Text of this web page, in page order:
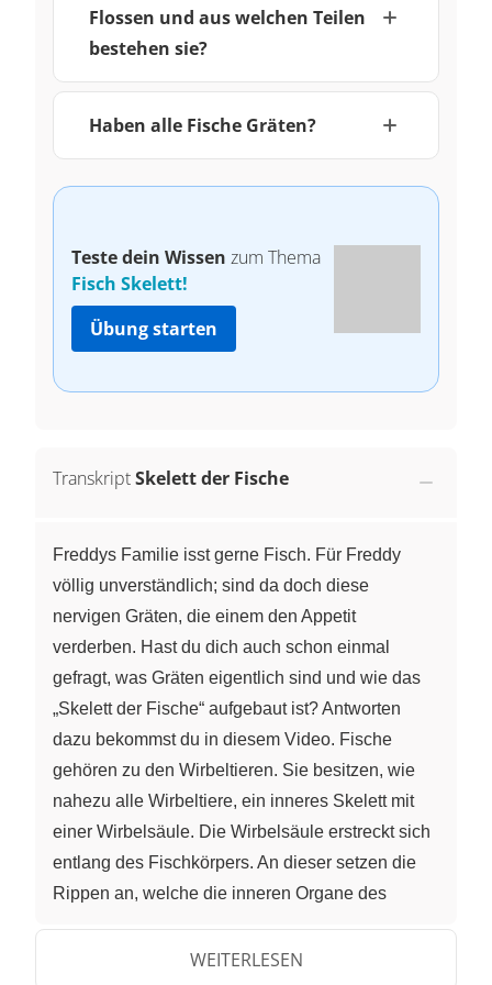
Flossen und aus welchen Teilen
bestehen sie?
Haben alle Fische Gräten?
Teste dein Wissen zum Thema
Fisch Skelett!
Übung starten
TranskriptSkelett der Fische
Freddys Familie isst gerne Fisch. Für Freddy
völlig unverständlich; sind da doch diese
nervigen Gräten, die einem den Appetit
verderben. Hast du dich auch schon einmal
gefragt, was Gräten eigentlich sind und wie das
„Skelett der Fische“ aufgebaut ist? Antworten
dazu bekommst du in diesem Video. Fische
gehören zu den Wirbeltieren. Sie besitzen, wie
nahezu alle Wirbeltiere, ein inneres Skelett mit
einer Wirbelsäule. Die Wirbelsäule erstreckt sich
entlang des Fischkörpers. An dieser setzen die
Rippen an, welche die inneren Organe des
oder „so“ aussieht; ihnen allen ist ein besonderer
WEITERLESEN